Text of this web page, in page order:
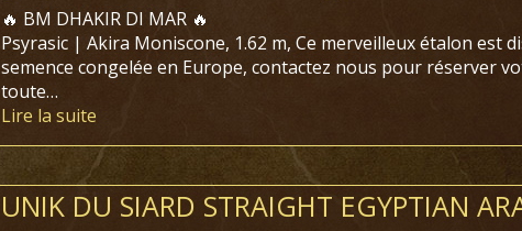
🔥 BM DHAKIR DI MAR 🔥
Psyrasic | Akira Moniscone, 1.62 m, Ce merveilleux étalon est
semence congelée en Europe, contactez nous pour réserver
toute…
Lire la suite
UNIK DU SIARD STRAIGHT EGYPTIAN